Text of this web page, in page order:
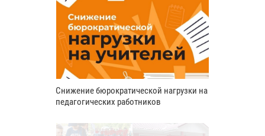
Снижение бюрократической нагрузки на
педагогических работников